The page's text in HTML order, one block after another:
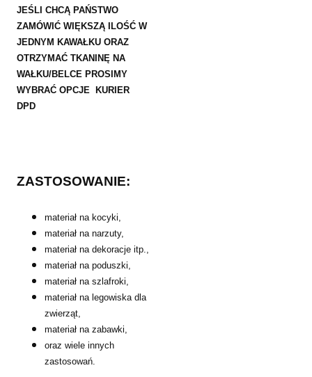
JEŚLI CHCĄ PAŃSTWO
ZAMÓWIĆ WIĘKSZĄ ILOŚĆ W
JEDNYM KAWAŁKU ORAZ
OTRZYMAĆ TKANINĘ NA
WAŁKU/BELCE PROSIMY
WYBRAĆ OPCJE KURIER
DPD
ZASTOSOWANIE:
materiał na kocyki,
materiał na narzuty,
materiał na dekoracje itp.,
materiał na poduszki,
materiał na szlafroki,
materiał na legowiska dla
zwierząt,
materiał na zabawki,
oraz wiele innych
zastosowań.